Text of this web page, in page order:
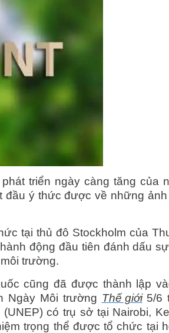
triển ngày càng tăng của
đầu ý thức được về những
tại thủ đô Stockholm của
động đầu tiên đánh dấu
trường.
cũng đã được thành lập
Ngày Môi trường Thế giới5/6
có trụ sở tại Nairobi,
trọng thể được tổ chức tại